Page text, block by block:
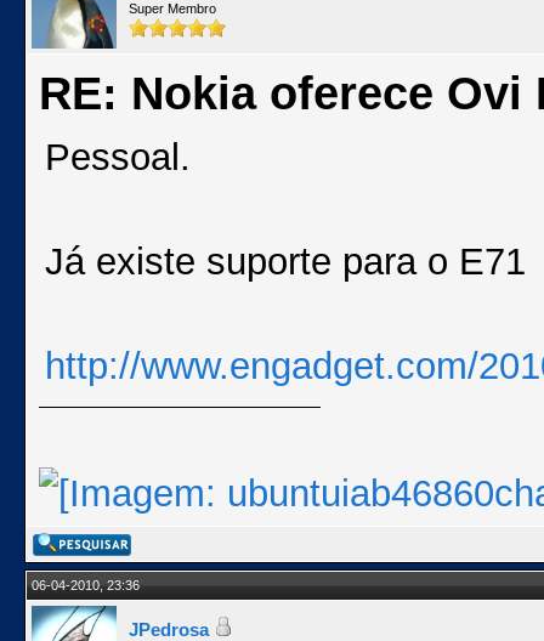
Super Membro
RE: Nokia oferece Ovi
Pessoal.
Já existe suporte para o E71
http://www.engadget.com/
06-04-2010, 23:36
JPedrosa